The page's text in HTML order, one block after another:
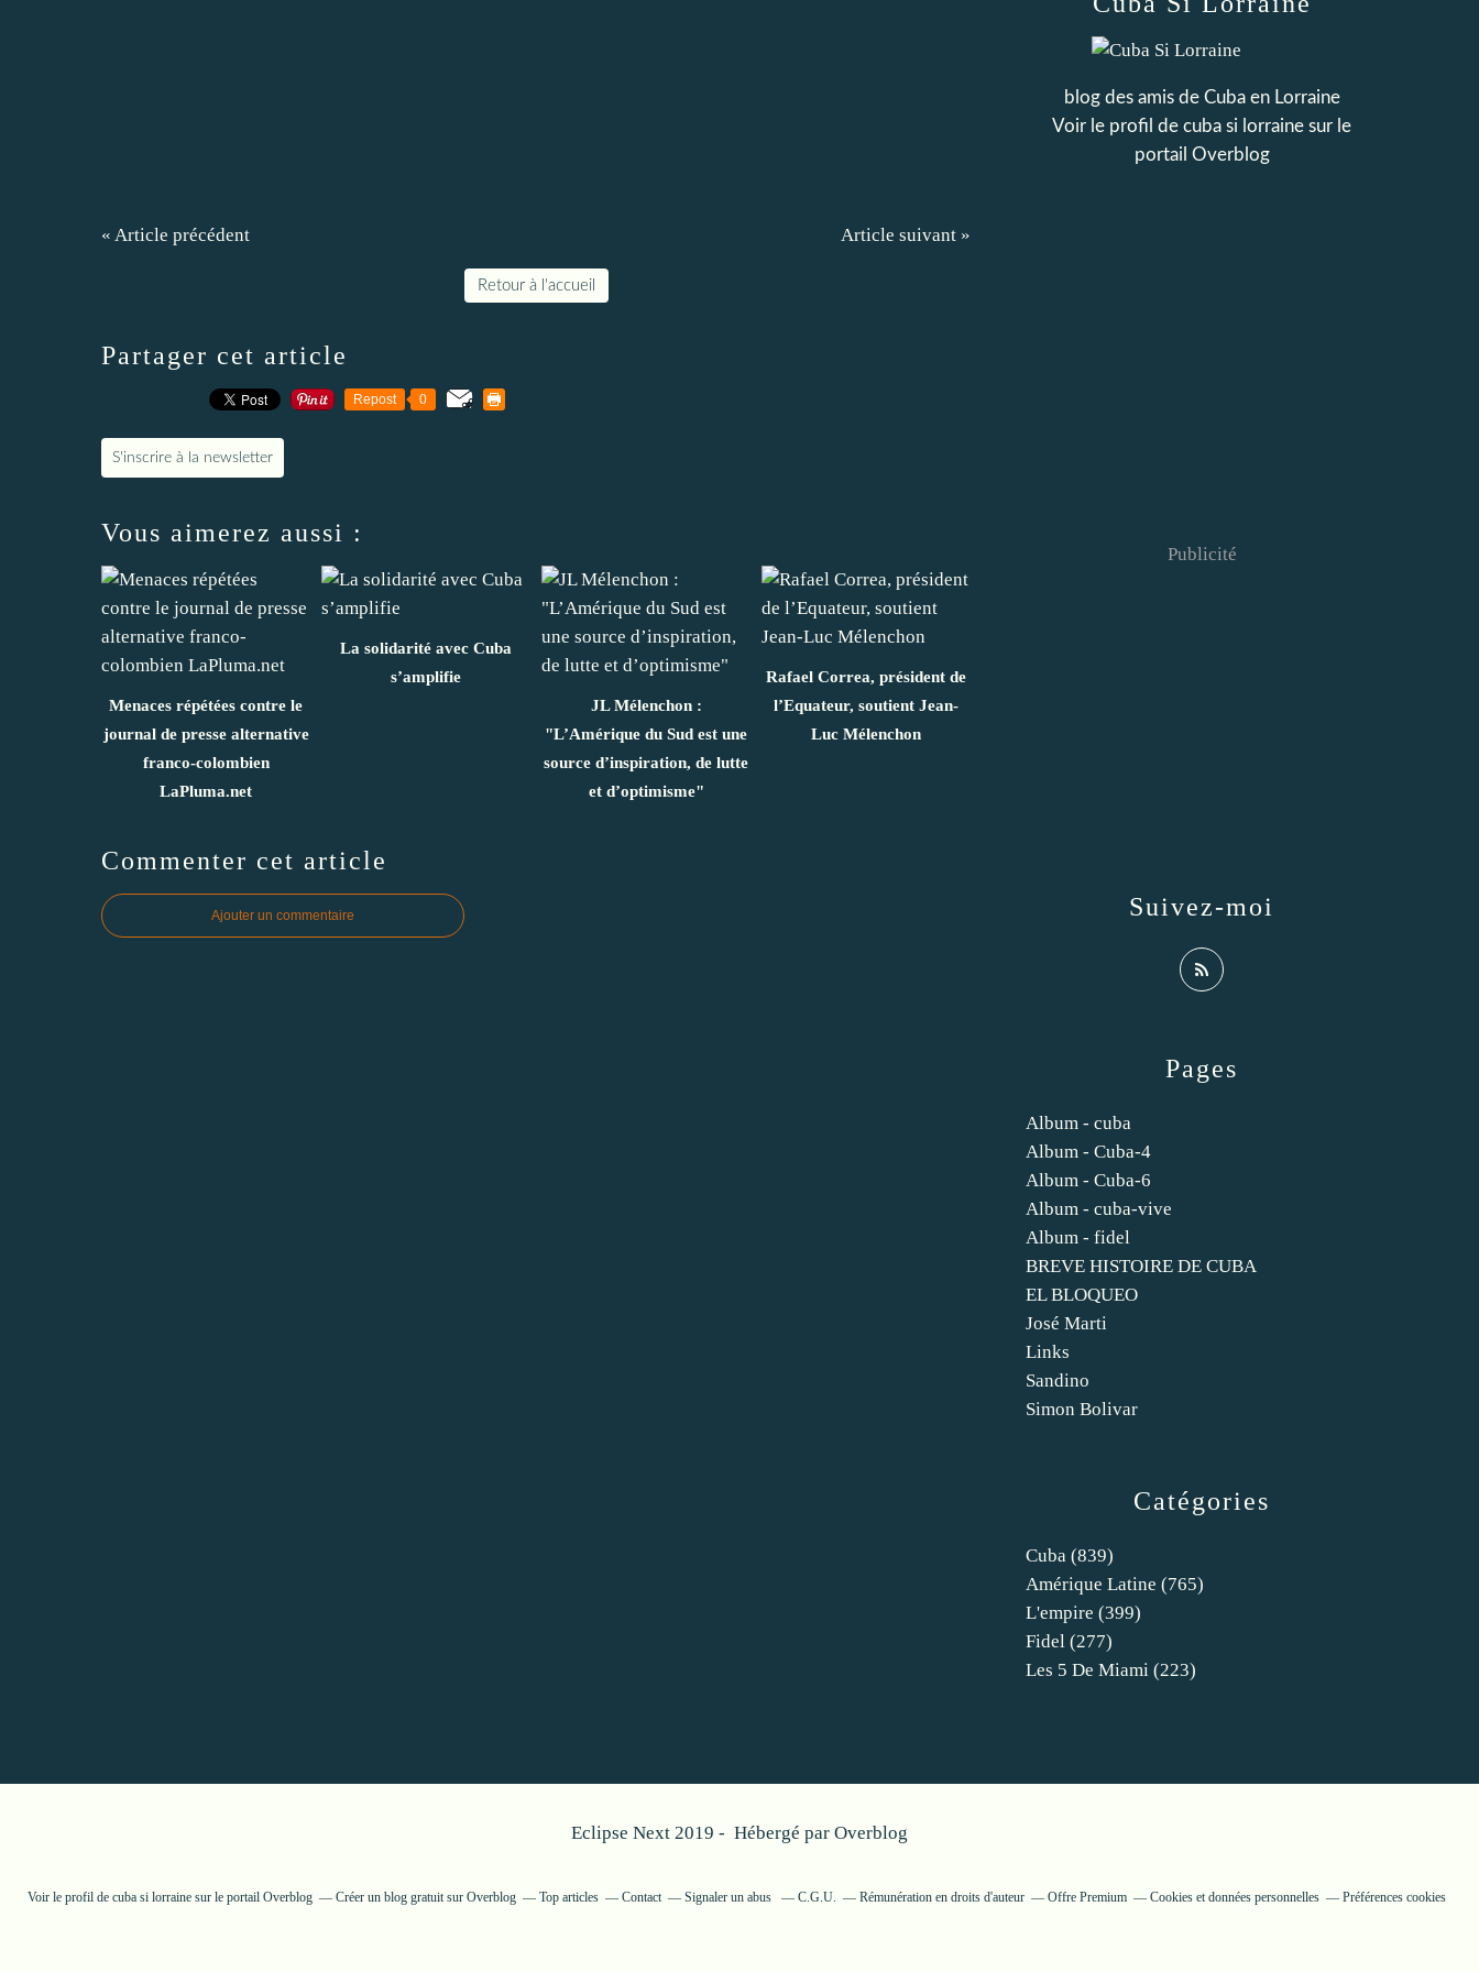
« Article précédent Article suivant »
Retour à l'accueil
Partager cet article
Repost 0
S'inscrire à la newsletter
Vous aimerez aussi :
Menaces répétées contre le
journal de presse alternative
franco-colombien
LaPluma.net
La solidarité avec Cuba
s’amplifie
JL Mélenchon :
"L’Amérique du Sud est une
source d’inspiration, de lutte
et d’optimisme"
Rafael Correa, président de
l’Equateur, soutient Jean-
Luc Mélenchon
Commenter cet article
Ajouter un commentaire
Catégories
Cuba (839)
Amérique Latine (765)
L'empire (399)
Fidel (277)
Les 5 De Miami (223)
Pages
Album - cuba
Album - Cuba-4
Album - Cuba-6
Album - cuba-vive
Album - fidel
BREVE HISTOIRE DE CUBA
EL BLOQUEO
José Marti
Links
Sandino
Simon Bolivar
blog des amis de Cuba en Lorraine
Voir le profil de cuba si lorraine sur le
portail Overblog
Suivez-moi
Publicité
Eclipse Next 2019 - Hébergé par Overblog
Voir le profil de cuba si lorrainesur le portail Overblog Créer un blog gratuit sur Overblog Top articles Contact Signaler un abus C.G.U. Rémunération en droits d'auteur Offre Premium Cookies et données personnelles Préférences cookies